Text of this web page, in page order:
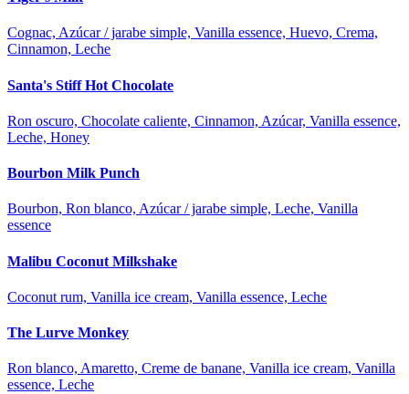
Cognac, Azúcar / jarabe simple, Vanilla essence, Huevo, Crema,
Cinnamon, Leche
Santa's Stiff Hot Chocolate
Ron oscuro, Chocolate caliente, Cinnamon, Azúcar, Vanilla essence,
Leche, Honey
Bourbon Milk Punch
Bourbon, Ron blanco, Azúcar / jarabe simple, Leche, Vanilla
essence
Malibu Coconut Milkshake
Coconut rum, Vanilla ice cream, Vanilla essence, Leche
The Lurve Monkey
Ron blanco, Amaretto, Creme de banane, Vanilla ice cream, Vanilla
essence, Leche